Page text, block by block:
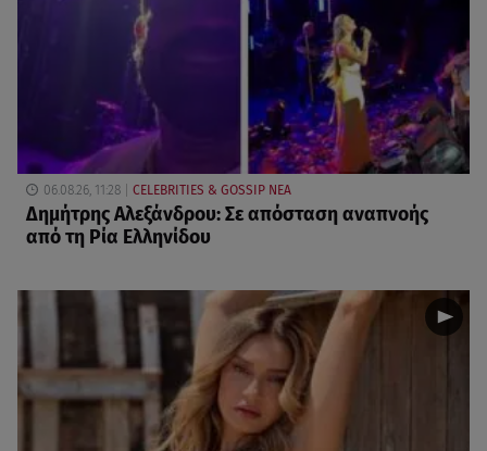
06.08.26, 11:28 CELEBRITIES & GOSSIP ΝΕΑ
Δημήτρης Αλεξάνδρου: Σε απόσταση αναπνοής
από τη Ρία Ελληνίδου